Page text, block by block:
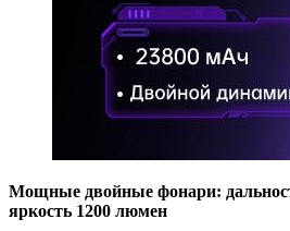
Мощные двойные фонари:
яркость 1200 люмен